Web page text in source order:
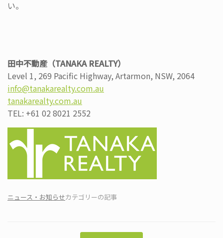
い。
田中不動産（TANAKA REALTY）
Level 1, 269 Pacific Highway, Artarmon, NSW, 2064
info@tanakarealty.com.au
tanakarealty.com.au
TEL: +61 02 8021 2552
ニュース・お知らせカテゴリーの記事